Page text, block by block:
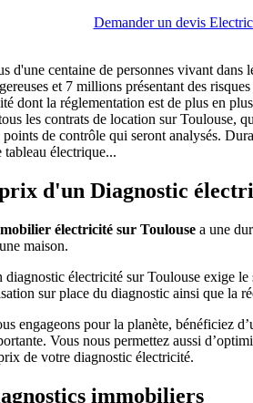
Demander un devis
d'une centaine de personnes vivant
et 7 millions présentant des
dont la réglementation est de plus en
les contrats de location sur Toulouse,
de contrôle qui seront analysés.
électrique...
d'un Diagnostic
électricité sur Toulouse a une
maison.
diagnostic électricité sur Toulouse exige
sur place du diagnostic ainsi que la
engageons pour la planète, bénéficiez
Vous nous permettez aussi
de votre diagnostic électricité.
immobiliers